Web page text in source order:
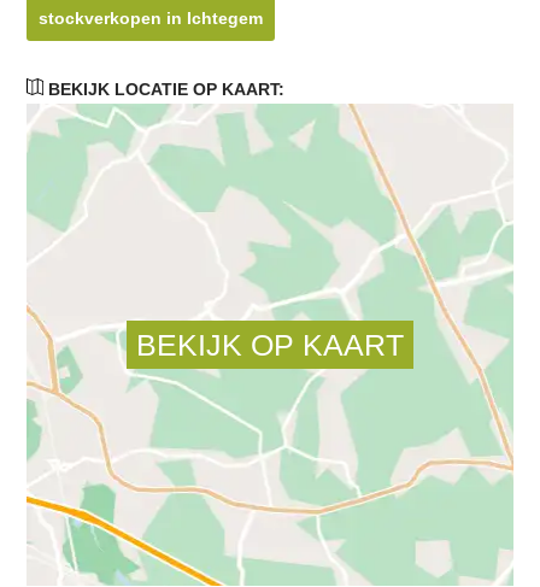
stockverkopen in Ichtegem
BEKIJK LOCATIE OP KAART: